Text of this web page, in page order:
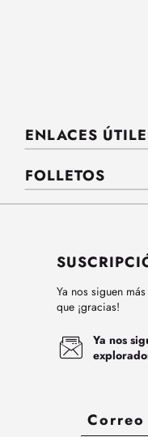
ENLACES
FOLLETOS
Ya nos siguen
que ¡gracias!
Ya nos